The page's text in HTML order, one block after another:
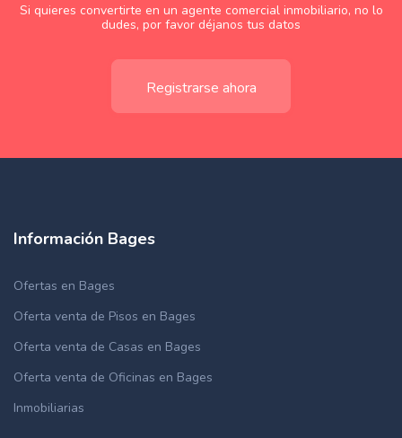
Si quieres convertirte en un agente comercial inmobiliario, no lo
dudes, por favor déjanos tus datos
Registrarse ahora
Información Bages
Ofertas en Bages
Oferta venta de Pisos en Bages
Oferta venta de Casas en Bages
Oferta venta de Oficinas en Bages
Inmobiliarias